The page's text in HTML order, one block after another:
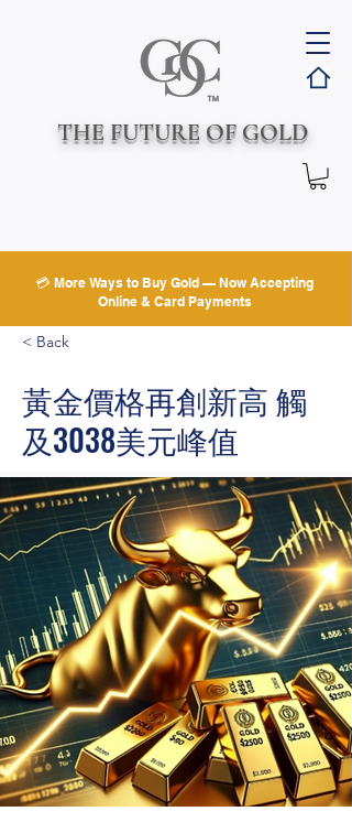
THE FUTURE OF GOLD
💳 More Ways to Buy Gold — Now Accepting
Online & Card Payments
< Back
黃金價格再創新高 觸
及3038美元峰值